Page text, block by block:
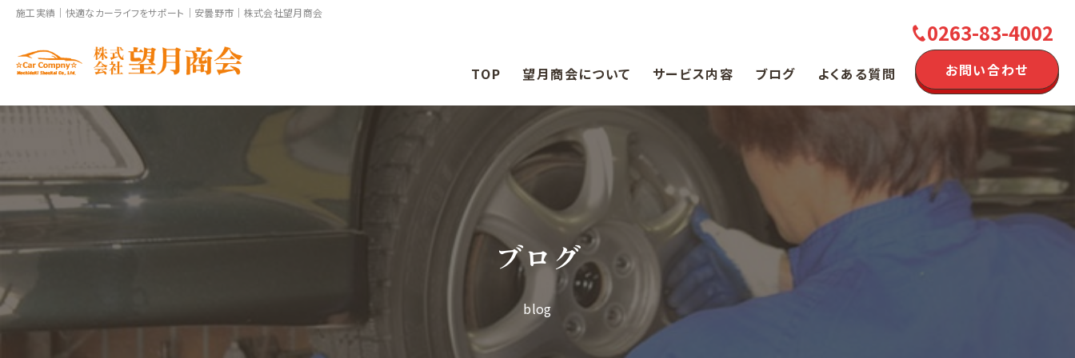
施工実績｜快適なカーライフをサポート｜安曇野市｜株式会社望月商会
TOP 望月商会について サービス内容
新・中古車販売
ブログ よくある質問
0263-83-4002
お問い合わせ
ブログ
blog